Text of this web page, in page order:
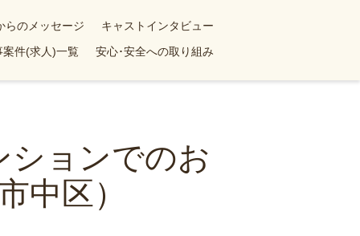
らのメッセージ
キャストインタビュー
案件(求人)一覧 安心･安全への取り組み
ションでのお
中区）